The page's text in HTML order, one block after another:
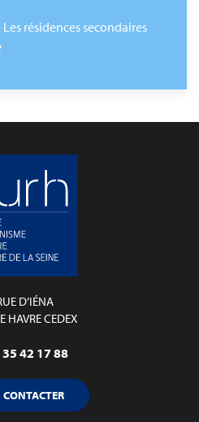
résidences secondaires
D’IÉNA
HAVRE CEDEX
42 17 88